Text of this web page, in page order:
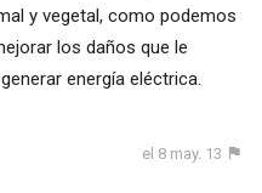
y vegetal, como podemos
los daños que le
energía eléctrica.
el 8 may. 13